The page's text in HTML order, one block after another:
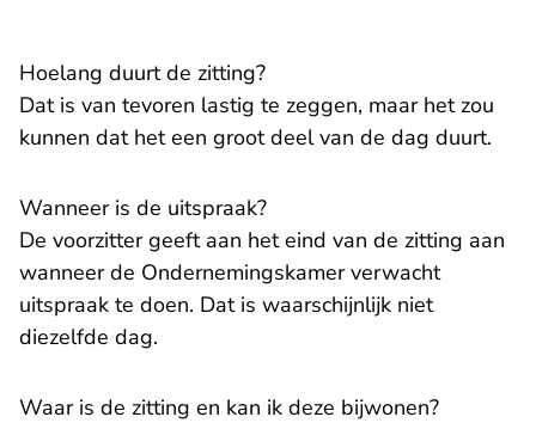
Hoelang duurt de zitting?
Dat is van tevoren lastig te zeggen, maar het zou
kunnen dat het een groot deel van de dag duurt.
Wanneer is de uitspraak?
De voorzitter geeft aan het eind van de zitting aan
wanneer de Ondernemingskamer verwacht
uitspraak te doen. Dat is waarschijnlijk niet
diezelfde dag.
Waar is de zitting en kan ik deze bijwonen?